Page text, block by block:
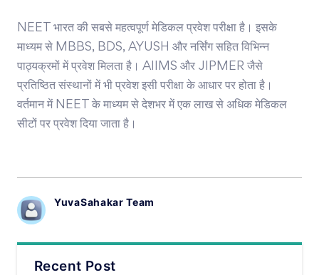
NEET भारत की सबसे महत्वपूर्ण मेडिकल प्रवेश परीक्षा है। इसके
माध्यम से MBBS, BDS, AYUSH और नर्सिंग सहित विभिन्न
पाठ्यक्रमों में प्रवेश मिलता है। AIIMS और JIPMER जैसे
प्रतिष्ठित संस्थानों में भी प्रवेश इसी परीक्षा के आधार पर होता है।
वर्तमान में NEET के माध्यम से देशभर में एक लाख से अधिक मेडिकल
सीटों पर प्रवेश दिया जाता है।
YuvaSahakar Team
Recent Post